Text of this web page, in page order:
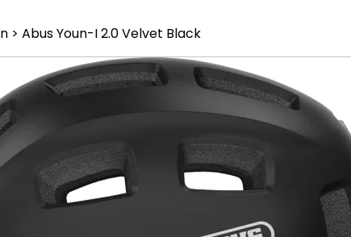
> Abus Youn-I 2.0 Velvet Black